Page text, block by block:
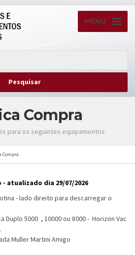
MENU
Compra
para os seguintes equipamentos
Compra
atualizado dia 29/07/2026
- lado direito para descarregar o
Duplo 5000 , 10000 ou 8000 - Horizon Vac
Muller Martini Amigo